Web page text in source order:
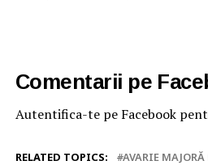
Comentarii pe
Autentifica-te pe Facebook
RELATED TOPICS: AVARIE